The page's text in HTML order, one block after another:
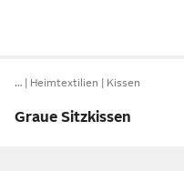
… Heimtextilien Kissen
Graue Sitzkissen